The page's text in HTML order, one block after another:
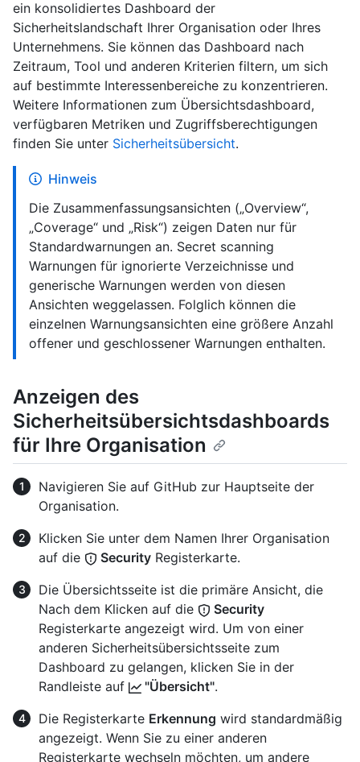
ein konsolidiertes Dashboard der
Sicherheitslandschaft Ihrer Organisation oder Ihres
Unternehmens. Sie können das Dashboard nach
Zeitraum, Tool und anderen Kriterien filtern, um sich
auf bestimmte Interessenbereiche zu konzentrieren.
Weitere Informationen zum Übersichtsdashboard,
verfügbaren Metriken und Zugriffsberechtigungen
finden Sie unter Sicherheitsübersicht.
Hinweis
Die Zusammenfassungsansichten („Overview“,
„Coverage“ und „Risk“) zeigen Daten nur für
Standardwarnungen an. Secret scanning
Warnungen für ignorierte Verzeichnisse und
generische Warnungen werden von diesen
Ansichten weggelassen. Folglich können die
einzelnen Warnungsansichten eine größere Anzahl
offener und geschlossener Warnungen enthalten.
Anzeigen des
Sicherheitsübersichtsdashboards
für Ihre Organisation
Navigieren Sie auf GitHub zur Hauptseite der
Organisation.
Klicken Sie unter dem Namen Ihrer Organisation
auf die
Security Registerkarte.
Die Übersichtsseite ist die primäre Ansicht, die
Nach dem Klicken auf die
Security
Registerkarte angezeigt wird. Um von einer
anderen Sicherheitsübersichtsseite zum
Dashboard zu gelangen, klicken Sie in der
Randleiste auf
"Übersicht".
Die Registerkarte Erkennung wird standardmäßig
angezeigt. Wenn Sie zu einer anderen
Registerkarte wechseln möchten, um andere